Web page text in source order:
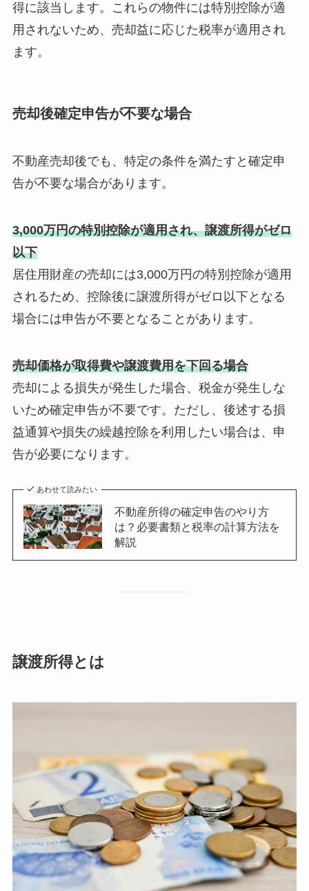
得に該当します。これらの物件には特別控除が適
用されないため、売却益に応じた税率が適用され
ます。
売却後確定申告が不要な場合
不動産売却後でも、特定の条件を満たすと確定申
告が不要な場合があります。
3,000万円の特別控除が適用され、譲渡所得がゼロ
以下
居住用財産の売却には3,000万円の特別控除が適用
されるため、控除後に譲渡所得がゼロ以下となる
場合には申告が不要となることがあります。
売却価格が取得費や譲渡費用を下回る場合
売却による損失が発生した場合、税金が発生しな
いため確定申告が不要です。ただし、後述する損
益通算や損失の繰越控除を利用したい場合は、申
告が必要になります。
あわせて読みたい
不動産所得の確定申告のやり方
は？必要書類と税率の計算方法を
解説
譲渡所得とは